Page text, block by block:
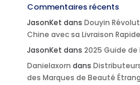
Commentaires récents
JasonKet dans Douyin
Chine avec sa Livraison Rapide
JasonKet dans 2025 Guide
Danielaxorn dans
des Marques de Beauté